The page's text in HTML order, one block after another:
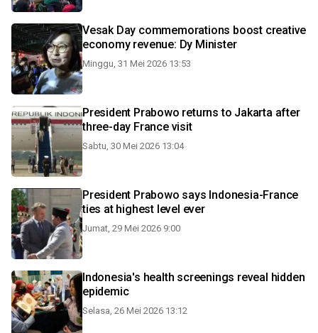
Vesak Day commemorations boost creative
economy revenue: Dy Minister
Minggu, 31 Mei 2026 13:53
President Prabowo returns to Jakarta after
three-day France visit
Sabtu, 30 Mei 2026 13:04
President Prabowo says Indonesia-France
ties at highest level ever
Jumat, 29 Mei 2026 9:00
Indonesia's health screenings reveal hidden
epidemic
Selasa, 26 Mei 2026 13:12